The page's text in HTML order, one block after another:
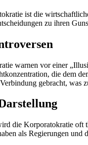
ist die
zu ihren
warnen vor einer
die dem
gebracht, was
die Korporatokratie oft
als Regierungen und